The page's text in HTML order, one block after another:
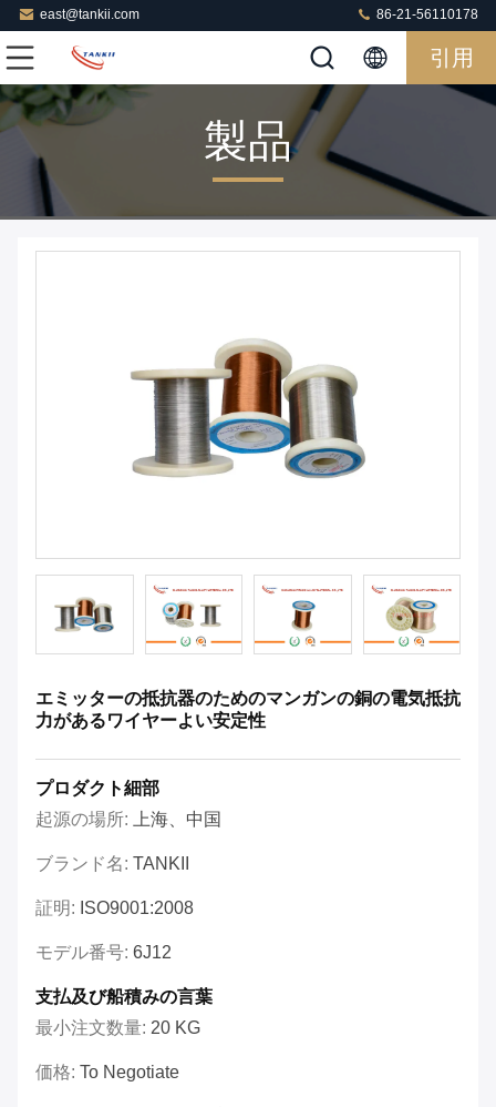
east@tankii.com 86-21-56110178
引用
製品
エミッターの抵抗器のためのマンガンの銅の電気抵抗
力があるワイヤーよい安定性
プロダクト細部
起源の場所: 上海、中国
ブランド名: TANKII
証明: ISO9001:2008
モデル番号: 6J12
支払及び船積みの言葉
最小注文数量: 20 KG
価格: To Negotiate